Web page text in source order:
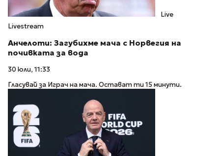
Live
Livestream
Анчелоти: Загубихме мача с Норвегия на
почивката за вода
30 юли, 11:33
Гласувай за Играч на мача. Остават ти 15 минути.